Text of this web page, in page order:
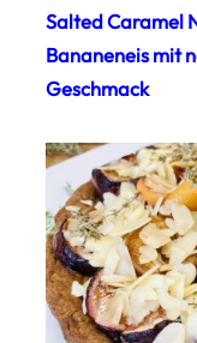
Salted Caramel
Bananeneis mit
Geschmack